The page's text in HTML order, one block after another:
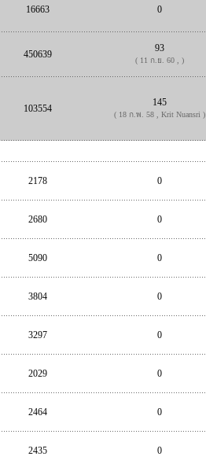
16663 0
450639
93
( 11 ก.ย. 60 , )
103554
145
( 18 ก.พ. 58 , Krit Nuansri )
2178 0
2680 0
5090 0
3804 0
3297 0
2029 0
2464 0
2435 0